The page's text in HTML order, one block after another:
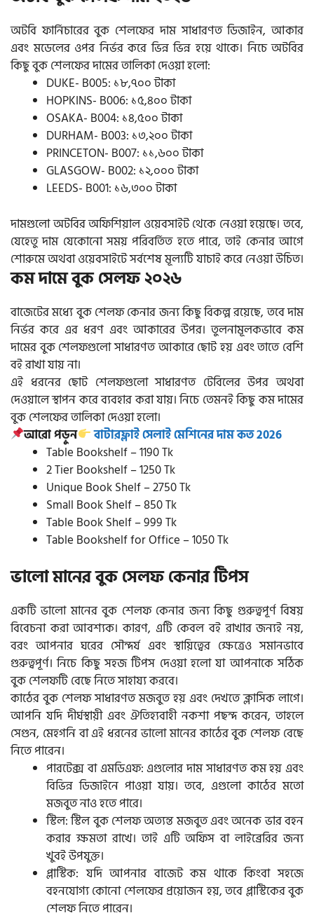
অটবি ফার্নিচারের বুক শেলফের দাম সাধারণত ডিজাইন, আকার
এবং মডেলের ওপর নির্ভর করে ভিন্ন ভিন্ন হয়ে থাকে। নিচে অটবির
কিছু বুক শেলফের দামের তালিকা দেওয়া হলো:
DUKE- B005: ১৮,৭০০ টাকা
HOPKINS- B006: ১৫,৪০০ টাকা
OSAKA- B004: ১৪,৫০০ টাকা
DURHAM- B003: ১৩,২০০ টাকা
PRINCETON- B007: ১১,৬০০ টাকা
GLASGOW- B002: ১২,০০০ টাকা
LEEDS- B001: ১৬,৩০০ টাকা
দামগুলো অটবির অফিশিয়াল ওয়েবসাইট থেকে নেওয়া হয়েছে। তবে,
যেহেতু দাম যেকোনো সময় পরিবর্তিত হতে পারে, তাই কেনার আগে
শোরুমে অথবা ওয়েবসাইটে সর্বশেষ মূল্যটি যাচাই করে নেওয়া উচিত।
কম দামে বুক সেলফ ২০২৬
বাজেটের মধ্যে বুক শেলফ কেনার জন্য কিছু বিকল্প রয়েছে, তবে দাম
নির্ভর করে এর ধরণ এবং আকারের উপর। তুলনামূলকভাবে কম
দামের বুক শেলফগুলো সাধারণত আকারে ছোট হয় এবং তাতে বেশি
বই রাখা যায় না।
এই ধরনের ছোট শেলফগুলো সাধারণত টেবিলের উপর অথবা
দেওয়ালে স্থাপন করে ব্যবহার করা যায়। নিচে তেমনই কিছু কম দামের
বুক শেলফের তালিকা দেওয়া হলো।
আরো পড়ুন
বাটারফ্লাই সেলাই মেশিনের দাম কত 2026
Table Bookshelf – 1190 Tk
2 Tier Bookshelf – 1250 Tk
Unique Book Shelf – 2750 Tk
Small Book Shelf – 850 Tk
Table Book Shelf – 999 Tk
Table Bookshelf for Office – 1050 Tk
ভালো মানের বুক সেলফ কেনার টিপস
একটি ভালো মানের বুক শেলফ কেনার জন্য কিছু গুরুত্বপূর্ণ বিষয়
বিবেচনা করা আবশ্যক। কারণ, এটি কেবল বই রাখার জন্যই নয়,
বরং আপনার ঘরের সৌন্দর্য এবং স্থায়িত্বের ক্ষেত্রেও সমানভাবে
গুরুত্বপূর্ণ। নিচে কিছু সহজ টিপস দেওয়া হলো যা আপনাকে সঠিক
বুক শেলফটি বেছে নিতে সাহায্য করবে।
কাঠের বুক শেলফ সাধারণত মজবুত হয় এবং দেখতে ক্লাসিক লাগে।
আপনি যদি দীর্ঘস্থায়ী এবং ঐতিহ্যবাহী নকশা পছন্দ করেন, তাহলে
সেগুন, মেহগনি বা এই ধরনের ভালো মানের কাঠের বুক শেলফ বেছে
নিতে পারেন।
পারটেক্স বা এমডিএফ: এগুলোর দাম সাধারণত কম হয় এবং
বিভিন্ন ডিজাইনে পাওয়া যায়। তবে, এগুলো কাঠের মতো
মজবুত নাও হতে পারে।
স্টিল: স্টিল বুক শেলফ অত্যন্ত মজবুত এবং অনেক ভার বহন
করার ক্ষমতা রাখে। তাই এটি অফিস বা লাইব্রেরির জন্য
খুবই উপযুক্ত।
প্লাস্টিক: যদি আপনার বাজেট কম থাকে কিংবা সহজে
বহনযোগ্য কোনো শেলফের প্রয়োজন হয়, তবে প্লাস্টিকের বুক
শেলফ নিতে পারেন।